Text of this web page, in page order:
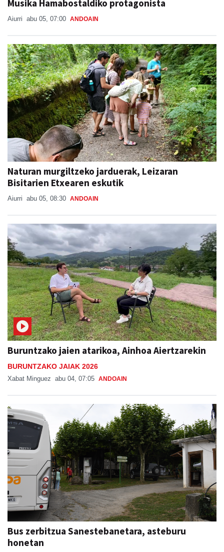
Musika Hamabostaldiko protagonista
Aiurri abu 05, 07:00 ANDOAIN
Naturan murgiltzeko jarduerak, Leizaran
Bisitarien Etxearen eskutik
Aiurri abu 05, 08:30 ANDOAIN
Buruntzako jaien atarikoa, Ainhoa Aiertzarekin
BURUNTZAKO JAIAK 2026
Xabat Minguez abu 04, 07:05 ANDOAIN
Bus zerbitzua Sanestebanetara, asteburu
honetan